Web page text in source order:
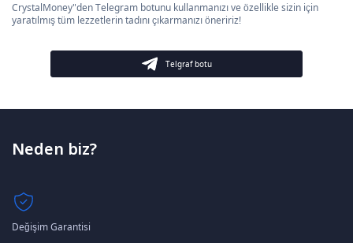
CrystalMoney"den Telegram botunu kullanmanızı ve özellikle sizin için
yaratılmış tüm lezzetlerin tadını çıkarmanızı öneririz!
Telgraf botu
Neden biz?
Değişim Garantisi